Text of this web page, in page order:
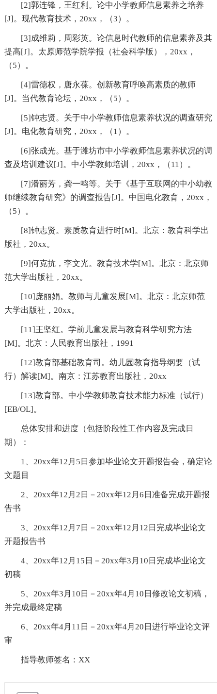
[2]郭连锋，王红利。论中小学教师信息素养之培养
[J]。现代教育技术，20xx，（3）。
[3]成维莉，周彩英。论信息时代教师的信息素养及其
提高[J]。太原师范学院学报（社会科学版），20xx，
（5）。
[4]雷德权，唐永葆。创新教育呼唤高素质的教师
[J]。当代教育论坛，20xx，（5）。
[5]钟志贤。关于中小学教师信息素养状况的调查研究
[J]。电化教育研究，20xx，（1）。
[6]张成光。基于潍坊市中小学教师信息素养状况的调
查及培训建议[J]。中小学教师培训，20xx，（11）。
[7]潘丽芳，龚一鸣等。关于《基于互联网的中小幼教
师继续教育研究》的调查报告[J]。中国电化教育，20xx，
（5）。
[8]钟志贤。素质教育进行时[M]。北京：教育科学出
版社，20xx。
[9]何克抗，李文光。教育技术学[M]。北京：北京师
范大学出版社，20xx。
[10]庞丽娟。教师与儿童发展[M]。北京：北京师范
大学出版社，20xx。
[11]王坚红。学前儿童发展与教育科学研究方法
[M]。北京：人民教育出版社，1991
[12]教育部基础教育司。幼儿园教育指导纲要（试
行）解读[M]。南京：江苏教育出版社，20xx
[13]教育部。中小学教师教育技术能力标准（试行）
[EB/OL]。
总体安排和进度（包括阶段性工作内容及完成日
期）：
1、20xx年12月5日参加毕业论文开题报告会，确定论
文题目
2、20xx年12月2日－20xx年12月6日准备完成开题报
告书
3、20xx年12月7日－20xx年12月12日完成毕业论文
开题报告书
4、20xx年12月15日－20xx年3月10日完成毕业论文
初稿
5、20xx年3月10日－20xx年4月10日修改论文初稿，
并完成最终定稿
6、20xx年4月11日－20xx年4月20日进行毕业论文评
审
指导教师签名：XX